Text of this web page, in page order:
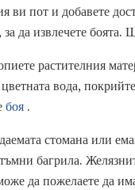
ви пот и добавете
да извлечете боята.
растителния
вода,
боя .
стомана или
багрила.
да пожелаете да